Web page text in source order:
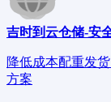
吉时到云仓储-安
降低成本配重发
方案